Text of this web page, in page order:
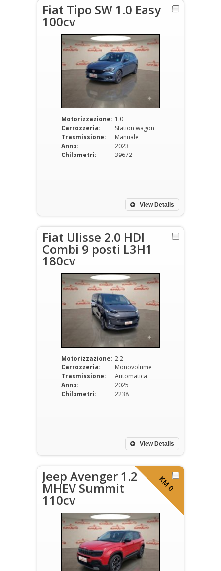
Fiat Tipo SW 1.0 Easy
100cv
Motorizzazione: 1.0
Carrozzeria:
Station wagon
Trasmissione:
Manuale
Anno:
2023
Chilometri:
39672
View Details
Fiat Ulisse 2.0 HDI
Combi 9 posti L3H1
180cv
Motorizzazione: 2.2
Carrozzeria:
Monovolume
Trasmissione:
Automatica
Anno:
2025
Chilometri:
2238
View Details
KM 0
Jeep Avenger 1.2
MHEV Summit
110cv